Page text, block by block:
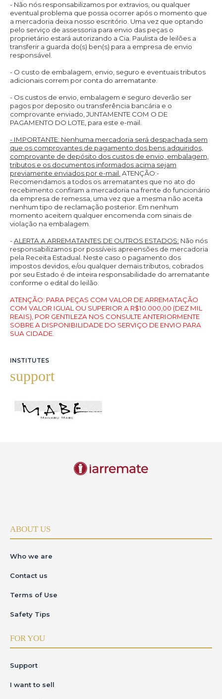
- Não nós responsabilizamos por extravios, ou qualquer
eventual problema que possa ocorrer após o momento que
a mercadoria deixa nosso escritório. Uma vez que optando
pelo serviço de assessoria para envio das peças o
proprietário estará autorizando a Cia. Paulista de leilões a
transferir a guarda do(s) ben(s) para a empresa de envio
responsável.
- O custo de embalagem, envio, seguro e eventuais tributos
adicionais correm por conta do arrematante.
- Os custos de envio, embalagem e seguro deverão ser
pagos por deposito ou transferência bancária e o
comprovante enviado, JUNTAMENTE COM O DE
PAGAMENTO DO LOTE, para este e-mail
- IMPORTANTE: Nenhuma mercadoria será despachada sem
que os comprovantes de pagamento dos bens adquiridos,
comprovante de depósito dos custos de envio, embalagem,
tributos e os documentos informados acima sejam
previamente enviados por e-mail. ATENÇÃO:-
Recomendamos a todos os arrematantes que no ato do
recebimento confiram a mercadoria na frente do funcionário
da empresa de remessa, uma vez que a mesma não aceita
nenhum tipo de reclamação posterior. Em nenhum
momento aceitem qualquer encomenda com sinais de
violação na embalagem.
-ALERTA A ARREMATANTES DE OUTROS ESTADOS: Não nós
responsabilizamos por possíveis apreensões de mercadoria
pela Receita Estadual. Neste caso o pagamento dos
impostos devidos, e/ou qualquer demais tributos, cobrados
por seu Estado é de inteira responsabilidade do arrematante
conforme o edital do leilão.
ATENÇÃO: PARA PEÇAS COM VALOR DE ARREMATAÇÃO
COM VALOR IGUAL OU SUPERIOR A R$10.000,00 (DEZ MIL
REAIS), POR GENTILEZA NOS CONSULTE ANTERIORMENTE
SOBRE A DISPONIBILIDADE DO SERVIÇO DE ENVIO PARA
SUA CIDADE.
INSTITUTES
support
ABOUT US
Who we are
Contact us
Terms of Use
Safety Tips
FOR YOU
Support
I want to sell